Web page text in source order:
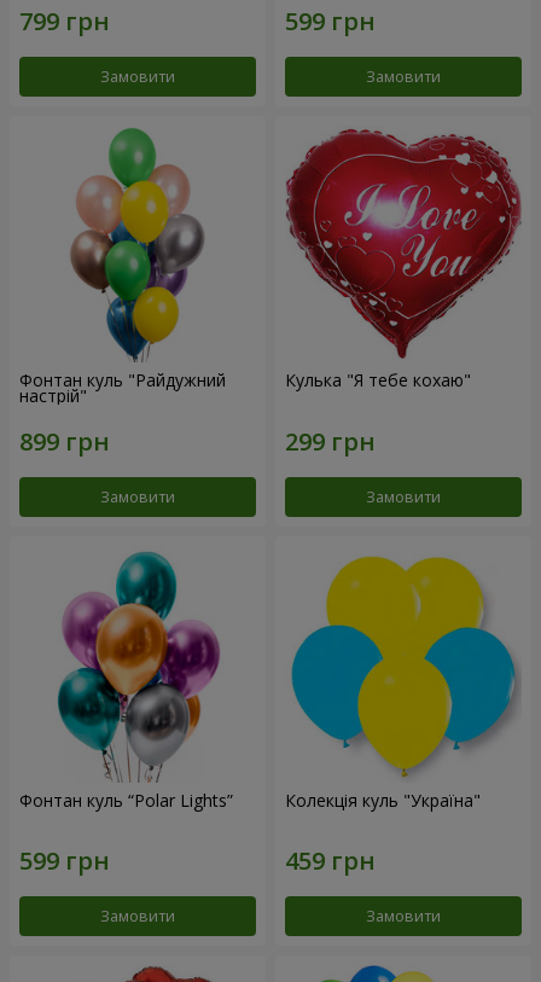
Замовити Замовити
Фонтан куль "Райдужний
настрій"
Замовити
Кулька "Я тебе кохаю"
Замовити
Фонтан куль “Polar Lights”
Замовити
Колекція куль "Україна"
Замовити